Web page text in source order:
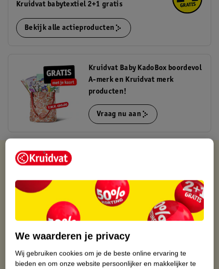
Kruidvat babytextiel 2+1 gratis
Bekijk alle actieproducten
Kruidvat Baby KadoBox boordevol
A-merk en Kruidvat merk
producten!
Vraag nu aan
Kruidvat is altijd voordelig
Gratis ophalen in de winkel
Op werkdagen voor 22:00 uur besteld, volgende dag in huis
Gratis thuisbezorgd vanaf 50.00
Gratis retourneren binnen 30 dagen
We waarderen je privacy
Wij gebruiken cookies om je de beste online ervaring te
bieden en om onze website persoonlijker en makkelijker te